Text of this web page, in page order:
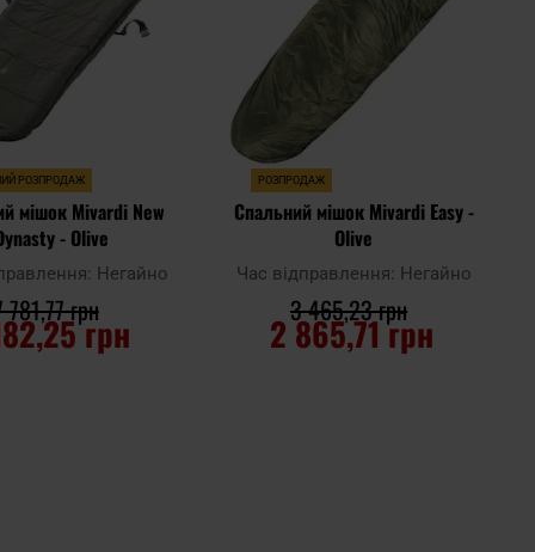
РОЗПРОДАЖ
мішок Mivardi New
- Olive
Негайно
грн
781,77 грн
РОЗПРОДАЖ
Спальний мішок Mivardi Easy -
Olive
Час відправлення: Негайно
2 865,71 грн
3 465,23 грн